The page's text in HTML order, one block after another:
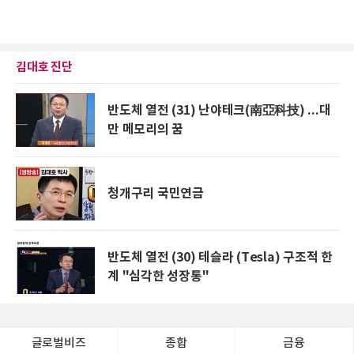
김대호 진단
반도체 열전 (31) 난야테크(南亞科技) ...대
만 메모리의 꿈
청개구리 국민연금
반도체 열전 (30) 테슬라 (Tesla) 구조적 한
계 "심각한 성장통"
글로벌비즈 종합 금융